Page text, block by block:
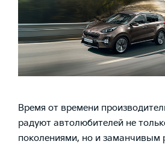
Время от времени
радуют автолюбителей не
поколениями, но и заманчивым